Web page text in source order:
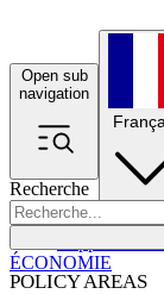
Open sub
navigation
Recherche
POLICY AREAS
ÉCONOMIE